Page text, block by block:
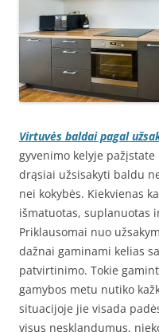
Virtuvės baldai pagal
gyvenimo kelyje
drąsiai užsisakyti baldu
nei kokybės. Kiekvienas
išmatuotas, suplanuotas
Priklausomai nuo
dažnai gaminami kelias
patvirtinimo. Tokie
gamybos metu nutiko
situacijoje jie visada
visus nesklandumus,